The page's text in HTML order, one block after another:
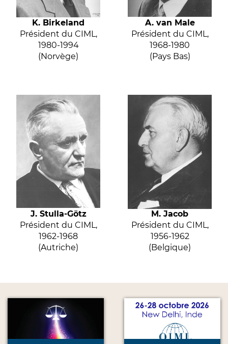
K. Birkeland
Président du CIML,
1980-1994
(Norvège)
A. van Male
Président du CIML,
1968-1980
(Pays Bas)
J. Stulla-Götz
Président du CIML,
1962-1968
(Autriche)
M. Jacob
Président du CIML,
1956-1962
(Belgique)